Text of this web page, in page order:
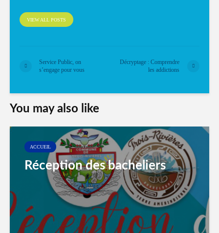
VIEW ALL POSTS
Service Public, on
s’engage pour vous
Décryptage : Comprendre
les addictions
You may also like
ACCUEIL
Réception des bacheliers